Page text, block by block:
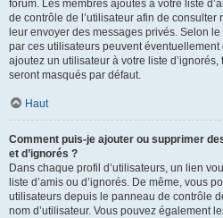
forum. Les membres ajoutés à votre liste
de contrôle de l’utilisateur afin de
leur envoyer des messages privés. Selon
par ces utilisateurs peuvent
ajoutez un utilisateur à votre liste
seront masqués par défaut.
Haut
Comment puis-je ajouter ou supprimer
et d’ignorés ?
Dans chaque profil d’utilisateurs, un lien
liste d’amis ou d’ignorés. De même, vous
utilisateurs depuis le panneau de contrôle
nom d’utilisateur. Vous pouvez également